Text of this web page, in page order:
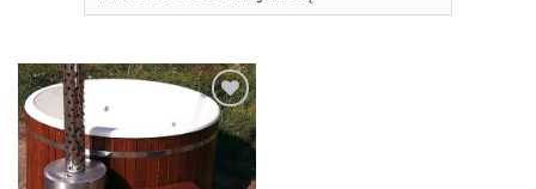
Mėgstamiausias